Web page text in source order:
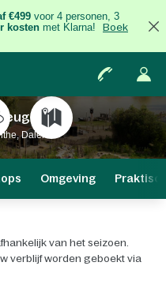
€499 voor 4 personen, 3
kosten met Klarna!
Boek
Dalen
Omgeving
van het seizoen.
verblijf worden geboekt via